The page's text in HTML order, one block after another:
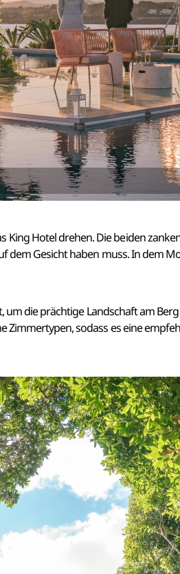
Hotel drehen. Die beiden
dem Gesicht haben muss. In dem
die prächtige Landschaft am
Zimmertypen, sodass es eine